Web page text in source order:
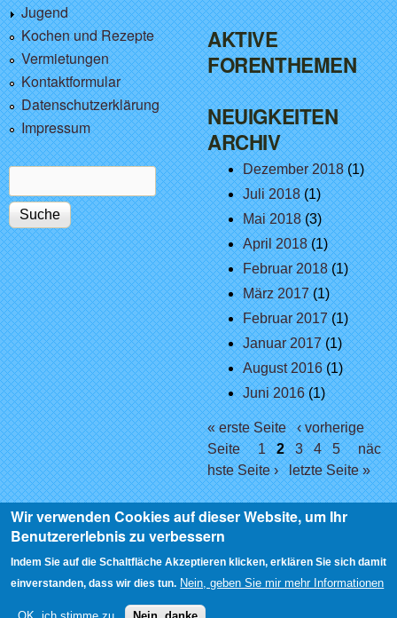
Jugend
Kochen und Rezepte
Vermietungen
Kontaktformular
Datenschutzerklärung
Impressum
Suchformular
AKTIVE
FORENTHEMEN
NEUIGKEITEN
ARCHIV
Dezember 2018(1)
Juli 2018(1)
Mai 2018(3)
April 2018(1)
Februar 2018(1)
März 2017(1)
Februar 2017(1)
Januar 2017(1)
August 2016(1)
Juni 2016(1)
Seiten
« erste Seite
‹ vorherige
Seite
1 2 3 4 5
näc
hste Seite ›
letzte Seite »
Wir verwenden Cookies auf dieser Website, um Ihr
Benutzererlebnis zu verbessern
Indem Sie auf die Schaltfläche Akzeptieren klicken, erklären Sie sich damit
einverstanden, dass wir dies tun. Nein, geben Sie mir mehr Informationen